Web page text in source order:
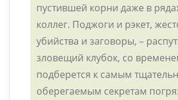
пустившей корни даже в
коллег. Поджоги и рэкет,
убийства и заговоры, –
зловещий клубок, со
подберется к самым
оберегаемым секретам